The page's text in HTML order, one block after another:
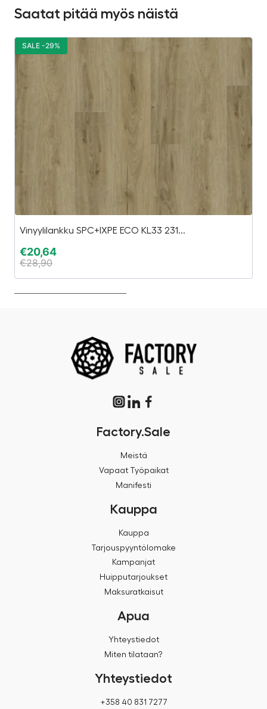
Saatat pitää myös näistä
Vinyylilankku SPC+IXPE ECO KL33 231...
€20,64
€28,90
SALE -29%
Factory.Sale
Meistä
Vapaat Työpaikat
Manifesti
Kauppa
Kauppa
Tarjouspyyntölomake
Kampanjat
Huipputarjoukset
Maksuratkaisut
Apua
Yhteystiedot
Miten tilataan?
Yhteystiedot
+358 40 831 7277